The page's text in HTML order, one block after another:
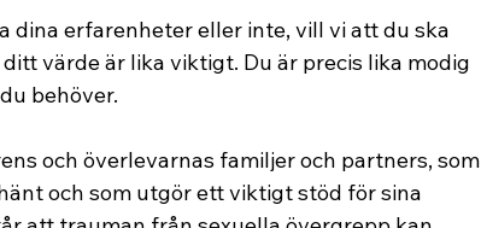
dina erfarenheter eller inte, vill vi att du ska
värde är lika viktigt. Du är precis lika modig
behöver.
och överlevarnas familjer och partners, som
och som utgör ett viktigt stöd för sina